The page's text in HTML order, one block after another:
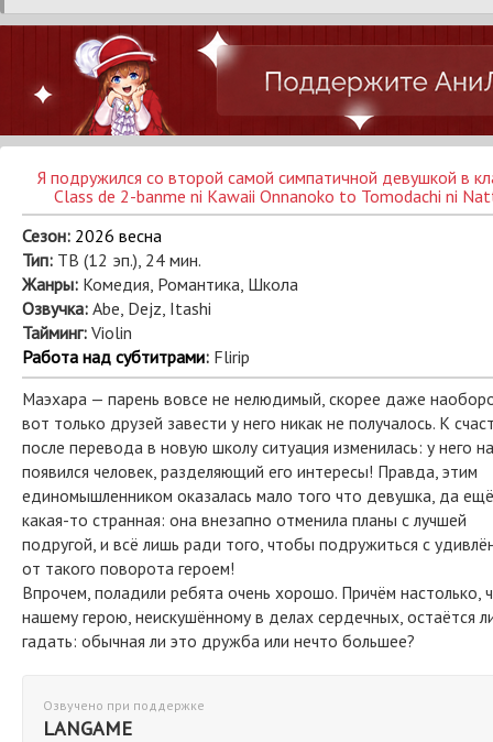
Я подружился со второй самой симпатичной девушкой в
Class de 2-banme ni Kawaii Onnanoko to Tomodachi ni
Сезон: 2026 весна
Тип: ТВ (12 эп.), 24 мин.
Жанры: Комедия, Романтика, Школа
Озвучка: Abe, Dejz, Itashi
Тайминг: Violin
Работа над субтитрами: Flirip
Маэхара — парень вовсе не нелюдимый, скорее даже
вот только друзей завести у него никак не получалось. К
после перевода в новую школу ситуация изменилась: у него
появился человек, разделяющий его интересы! Правда, этим
единомышленником оказалась мало того что девушка, да
какая-то странная: она внезапно отменила планы с лучшей
подругой, и всё лишь ради того, чтобы подружиться с
от такого поворота героем!
Впрочем, поладили ребята очень хорошо. Причём настолько,
нашему герою, неискушённому в делах сердечных, остаётся
гадать: обычная ли это дружба или нечто большее?
Озвучено при поддержке
LANGAME